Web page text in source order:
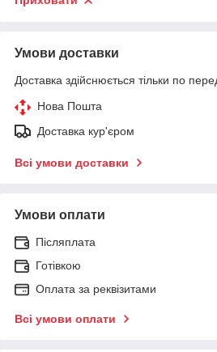
Умови доставки
Доставка здійснюється тільки по
Нова Пошта
Доставка кур'єром
Всі умови доставки
Умови оплати
Післяплата
Готівкою
Оплата за реквізитами
Всі умови оплати